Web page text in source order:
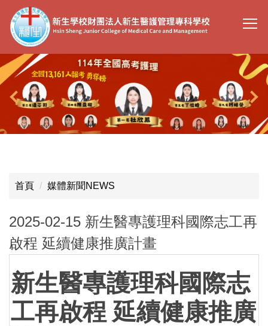
到
主
要
內
容
區
首頁 媒體新聞NEWS
2025-02-15 新生醫專護理科國際志工再
啟程 延續健康推廣計畫
新生醫專護理科國際志
工再啟程 延續健康推廣